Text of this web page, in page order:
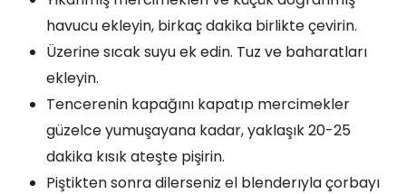
havucu ekleyin, birkaç dakika birlikte çevirin.
Üzerine sıcak suyu ek edin. Tuz ve baharatları
ekleyin.
Tencerenin kapağını kapatıp mercimekler
güzelce yumuşayana kadar, yaklaşık 20-25
dakika kısık ateşte pişirin.
Piştikten sonra dilerseniz el blenderıyla çorbayı